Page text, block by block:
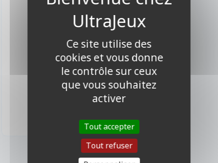
1 produits
Ce site utilise des
cookies et vous donne
le contrôle sur ceux
que vous souhaitez
activer
Tout accepter
Tout refuser